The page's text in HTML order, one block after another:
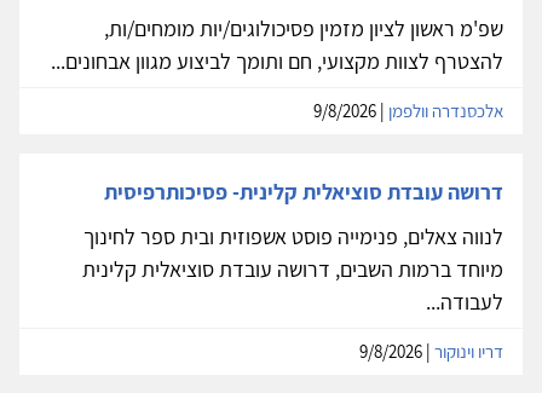
שפ'מ ראשון לציון מזמין פסיכולוגים/יות מומחים/ות,
להצטרף לצוות מקצועי, חם ותומך לביצוע מגוון אבחונים...
אלכסנדרה וולפמן
דרושה עובדת סוציאלית קלינית- פסיכותרפיסית
לנווה צאלים, פנימייה פוסט אשפוזית ובית ספר לחינוך
מיוחד ברמות השבים, דרושה עובדת סוציאלית קלינית
לעבודה...
דריו וינוקור